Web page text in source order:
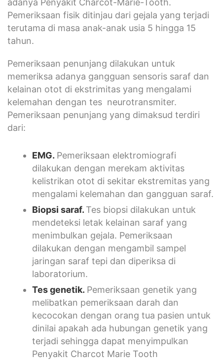
adanya Penyakit Charcot-Marie-Tooth.
Pemeriksaan fisik ditinjau dari gejala yang terjadi
terutama di masa anak-anak usia 5 hingga 15
tahun.
Pemeriksaan penunjang dilakukan untuk
memeriksa adanya gangguan sensoris saraf dan
kelainan otot di ekstrimitas yang mengalami
kelemahan dengan tes neurotransmiter.
Pemeriksaan penunjang yang dimaksud terdiri
dari:
EMG. Pemeriksaan elektromiografi
dilakukan dengan merekam aktivitas
kelistrikan otot di sekitar ekstremitas yang
mengalami kelemahan dan gangguan saraf.
Biopsi saraf. Tes biopsi dilakukan untuk
mendeteksi letak kelainan saraf yang
menimbulkan gejala. Pemeriksaan
dilakukan dengan mengambil sampel
jaringan saraf tepi dan diperiksa di
laboratorium.
Tes genetik. Pemeriksaan genetik yang
melibatkan pemeriksaan darah dan
kecocokan dengan orang tua pasien untuk
dinilai apakah ada hubungan genetik yang
terjadi sehingga dapat menyimpulkan
Penyakit Charcot Marie Tooth